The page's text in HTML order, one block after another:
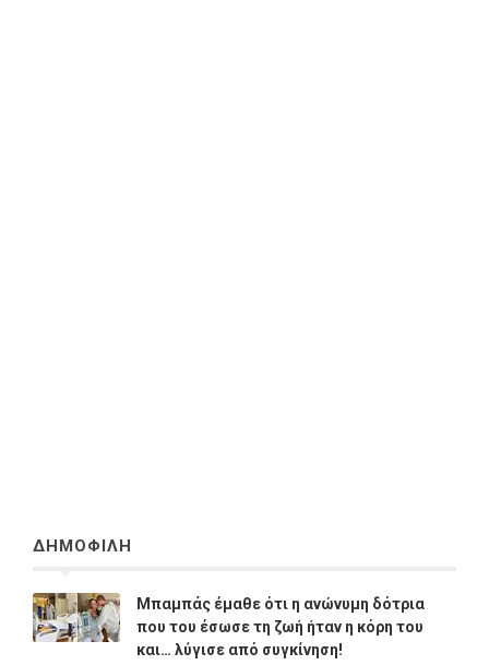
ΔΗΜΟΦΙΛΗ
Μπαμπάς έμαθε ότι η ανώνυμη δότρια
που του έσωσε τη ζωή ήταν η κόρη του
και… λύγισε από συγκίνηση!